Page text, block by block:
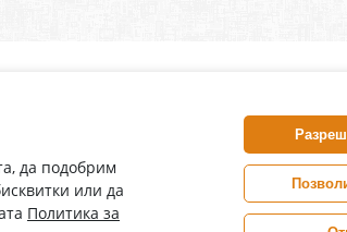
ePharm.bg е лицензирана онлайн аптека и
„Ванчева“, които повече от 30 години се
своите пациенти.
ePharm е лицензирана
Изпълнителна Агенция по
да подобрим
или да
Политика за